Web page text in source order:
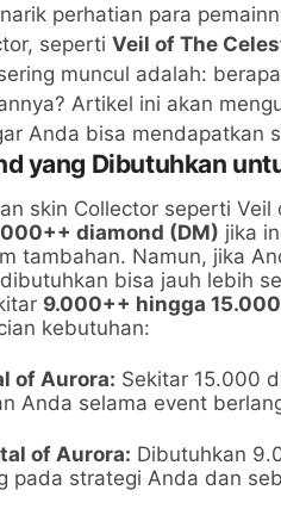
perhatian para
seperti Veil of The
muncul adalah:
Artikel ini akan
Anda bisa mendapatkan
yang Dibutuhkan
skin Collector seperti Veil
diamond (DM) jika
tambahan. Namun, jika
bisa jauh lebih
9.000++ hingga
kebutuhan:
of Aurora: Sekitar 15.000
Anda selama event
of Aurora: Dibutuhkan
pada strategi Anda dan